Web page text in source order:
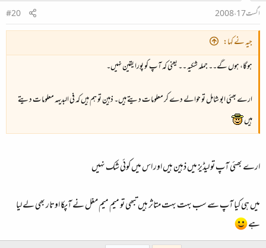
اگست 17، 2008
#20
جیہ نے کہا:
ہوگا، ہوں گے۔۔ جملہ شکیہ ۔۔ یعنی کہ آپ کو پورا یقین نہیں۔
ارے بھئی ابو شامل تو حوالے دے کر معلومات دیتے ہیں۔ ذہین تو ہم ہیں کہ فی البدیہہ معلومات دیتے
ہیں
ارے بھئی آپ تو لیڈیز میں ذہین ہیں اور اس میں کوئی شک نہیں
میں ہی کیا آپ سے سب بہت بہت متاثر ہیں تبھی تو میم میم مغل نے آپکا اوتار بھی لے لیا
ہے